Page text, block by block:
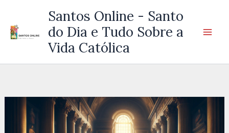
Santos Online - Santo
do Dia e Tudo Sobre a
Vida Católica